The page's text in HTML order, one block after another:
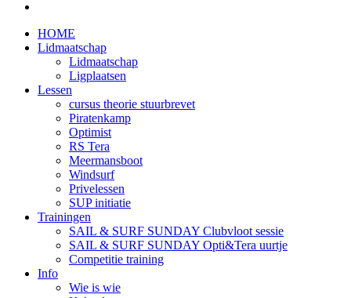
HOME
Lidmaatschap
Lidmaatschap
Ligplaatsen
Lessen
cursus theorie stuurbrevet
Piratenkamp
Optimist
RS Tera
Meermansboot
Windsurf
Privelessen
SUP initiatie
Trainingen
SAIL & SURF SUNDAY Clubvloot sessie
SAIL & SURF SUNDAY Opti&Tera uurtje
Competitie training
Info
Wie is wie